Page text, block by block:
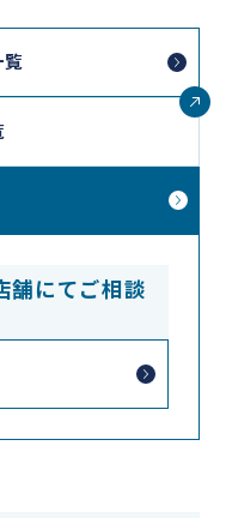
覧
舗にてご相談